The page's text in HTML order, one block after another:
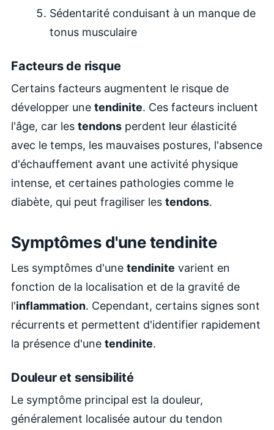
Sédentarité conduisant à un manque de
tonus musculaire
Facteurs de risque
Certains facteurs augmentent le risque de
développer une tendinite. Ces facteurs incluent
l'âge, car les tendons perdent leur élasticité
avec le temps, les mauvaises postures, l'absence
d'échauffement avant une activité physique
intense, et certaines pathologies comme le
diabète, qui peut fragiliser les tendons.
Symptômes d'une tendinite
Les symptômes d'une tendinite varient en
fonction de la localisation et de la gravité de
l'inflammation. Cependant, certains signes sont
récurrents et permettent d'identifier rapidement
la présence d'une tendinite.
Douleur et sensibilité
Le symptôme principal est la douleur,
généralement localisée autour du tendon